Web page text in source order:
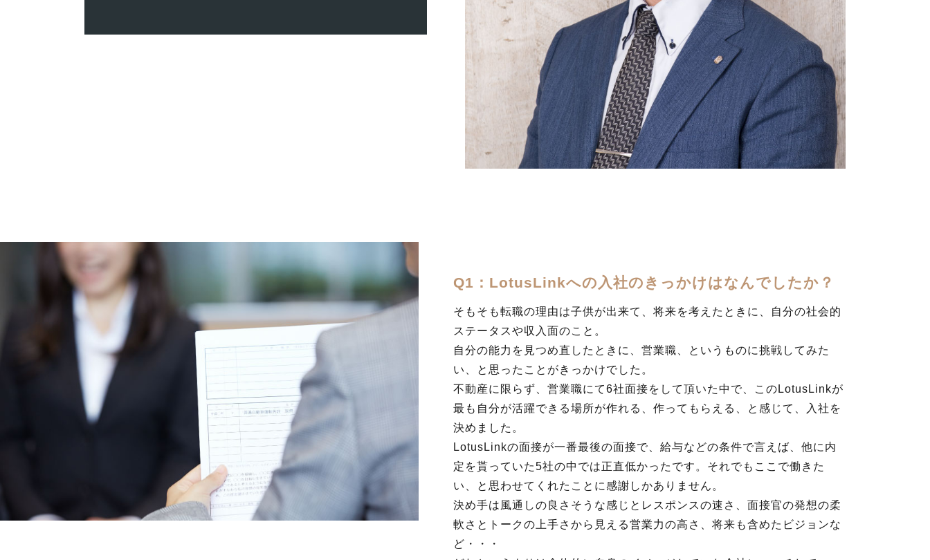
Q1：LotusLinkへの入社のきっかけはなんでしたか？
そもそも転職の理由は子供が出来て、将来を考えたときに、自分の社会的
ステータスや収入面のこと。
自分の能力を見つめ直したときに、営業職、というものに挑戦してみた
い、と思ったことがきっかけでした。
不動産に限らず、営業職にて6社面接をして頂いた中で、このLotusLinkが
最も自分が活躍できる場所が作れる、作ってもらえる、と感じて、入社を
決めました。
LotusLinkの面接が一番最後の面接で、給与などの条件で言えば、他に内
定を貰っていた5社の中では正直低かったです。それでもここで働きた
い、と思わせてくれたことに感謝しかありません。
決め手は風通しの良さそうな感じとレスポンスの速さ、面接官の発想の柔
軟さとトークの上手さから見える営業力の高さ、将来も含めたビジョンな
ど・・・